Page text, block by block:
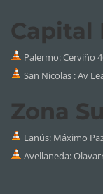
Capital
Palermo:Cerviño
San Nicolas : Av
Zona
Lanús: Máximo
Avellaneda: